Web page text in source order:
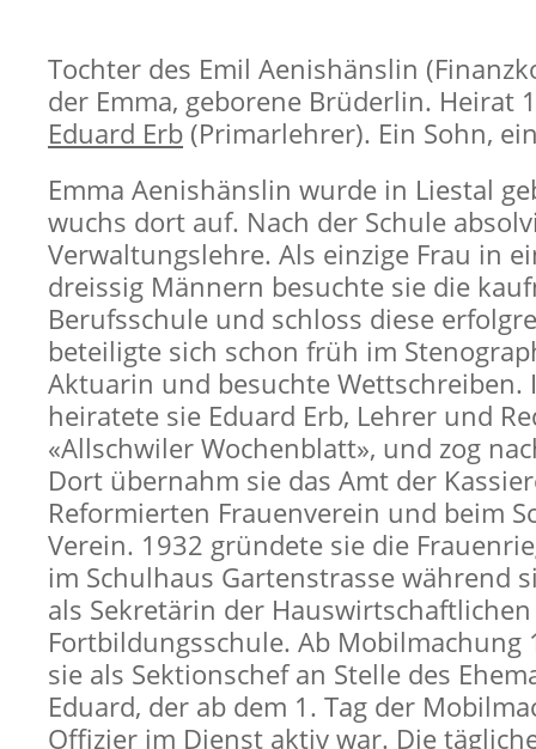
Tochter des Emil Aenishänslin
der Emma, geborene Brüderlin. Heirat
Eduard Erb (Primarlehrer). Ein Sohn,
Emma Aenishänslin wurde in Liestal
wuchs dort auf. Nach der Schule
Verwaltungslehre. Als einzige Frau in
dreissig Männern besuchte sie die
Berufsschule und schloss diese
beteiligte sich schon früh im
Aktuarin und besuchte Wettschreiben.
heiratete sie Eduard Erb, Lehrer und
«Allschwiler Wochenblatt», und zog
Dort übernahm sie das Amt der
Reformierten Frauenverein und beim
Verein. 1932 gründete sie die
im Schulhaus Gartenstrasse während
als Sekretärin der Hauswirtschaftlichen
Fortbildungsschule. Ab Mobilmachung
sie als Sektionschef an Stelle des
Eduard, der ab dem 1. Tag der
Offizier im Dienst aktiv war. Die